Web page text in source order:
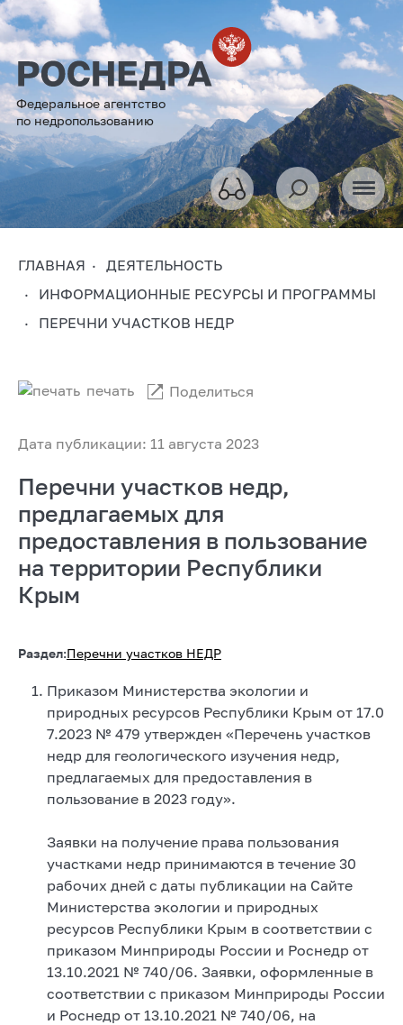
Федеральное агентство
по недропользованию
ГЛАВНАЯ
ДЕЯТЕЛЬНОСТЬ
ИНФОРМАЦИОННЫЕ РЕСУРСЫ И ПРОГРАММЫ
ПЕРЕЧНИ УЧАСТКОВ НЕДР
Дата публикации: 11 августа 2023
печать Поделиться
Перечни участков недр,
предлагаемых для
предоставления в пользование
на территории Республики
Крым
Раздел:Перечни участков НЕДР
Приказом Министерства экологии и
природных ресурсов Республики Крым от 17.0
7.2023 № 479 утвержден «Перечень участков
недр для геологического изучения недр,
предлагаемых для предоставления в
пользование в 2023 году».
Заявки на получение права пользования
участками недр принимаются в течение 30
рабочих дней с даты публикации на Сайте
Министерства экологии и природных
ресурсов Республики Крым в соответствии с
приказом Минприроды России и Роснедр от
13.10.2021 № 740/06. Заявки, оформленные в
соответствии с приказом Минприроды России
и Роснедр от 13.10.2021 № 740/06, на